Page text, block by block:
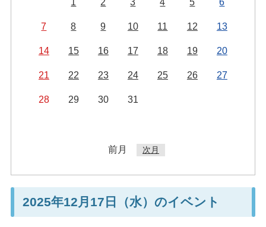
1 2 3 4 5 6
7 8 9 10 11 12 13
14 15 16 17 18 19 20
21 22 23 24 25 26 27
28 29 30 31
前月 次月
2025年12月17日（水）のイベント